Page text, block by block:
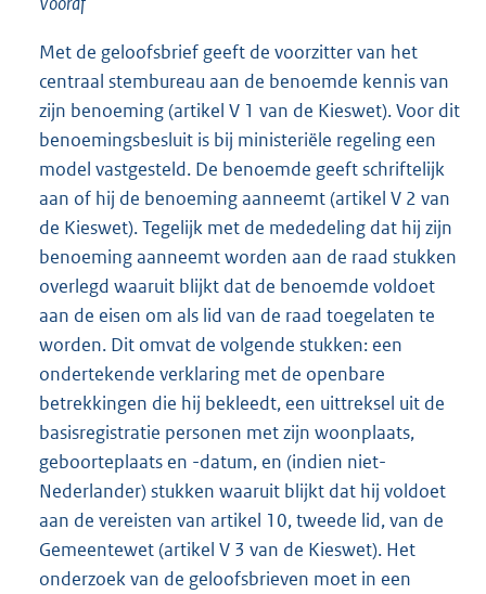
Met de geloofsbrief geeft de voorzitter van het
centraal stembureau aan de benoemde kennis van
zijn benoeming (artikel V 1 van de Kieswet). Voor dit
benoemingsbesluit is bij ministeriële regeling een
model vastgesteld. De benoemde geeft schriftelijk
aan of hij de benoeming aanneemt (artikel V 2 van
de Kieswet). Tegelijk met de mededeling dat hij zijn
benoeming aanneemt worden aan de raad stukken
overlegd waaruit blijkt dat de benoemde voldoet
aan de eisen om als lid van de raad toegelaten te
worden. Dit omvat de volgende stukken: een
ondertekende verklaring met de openbare
betrekkingen die hij bekleedt, een uittreksel uit de
basisregistratie personen met zijn woonplaats,
geboorteplaats en -datum, en (indien niet-
Nederlander) stukken waaruit blijkt dat hij voldoet
aan de vereisten van artikel 10, tweede lid, van de
Gemeentewet (artikel V 3 van de Kieswet). Het
onderzoek van de geloofsbrieven moet in een